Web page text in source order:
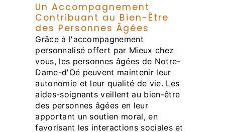
Un Accompagnement
Contribuant au Bien-Être
des Personnes Âgées
Grâce à l'accompagnement
personnalisé offert par Mieux chez
vous, les personnes âgées de Notre-
Dame-d'Oé peuvent maintenir leur
autonomie et leur qualité de vie. Les
aides-soignants veillent au bien-être
des personnes âgées en leur
apportant un soutien moral, en
favorisant les interactions sociales et